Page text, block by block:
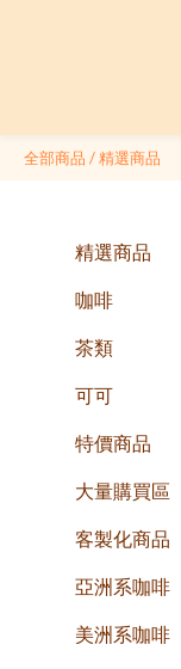
全部商品 /精選商品
精選商品
咖啡
茶類
可可
特價商品
大量購買區
客製化商品
亞洲系咖啡
美洲系咖啡